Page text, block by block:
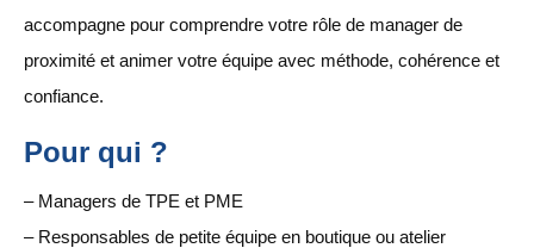
accompagne pour comprendre votre rôle de manager de
proximité et animer votre équipe avec méthode, cohérence et
confiance.
Pour qui ?
– Managers de TPE et PME
– Responsables de petite équipe en boutique ou atelier